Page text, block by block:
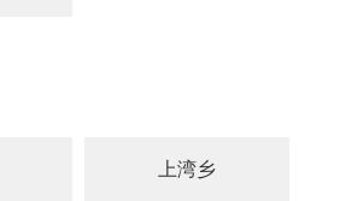
上湾乡